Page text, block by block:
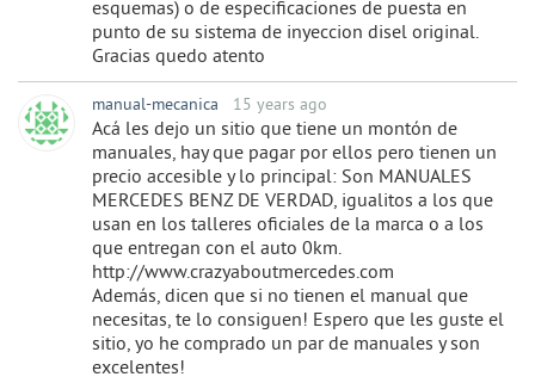
esquemas) o de especificaciones de puesta en
punto de su sistema de inyeccion disel original.
Gracias quedo atento
manual-mecanica 15 years ago
Acá les dejo un sitio que tiene un montón de
manuales, hay que pagar por ellos pero tienen un
precio accesible y lo principal: Son MANUALES
MERCEDES BENZ DE VERDAD, igualitos a los que
usan en los talleres oficiales de la marca o a los
que entregan con el auto 0km.
http://www.crazyaboutmercedes.com
Además, dicen que si no tienen el manual que
necesitas, te lo consiguen! Espero que les guste el
sitio, yo he comprado un par de manuales y son
excelentes!